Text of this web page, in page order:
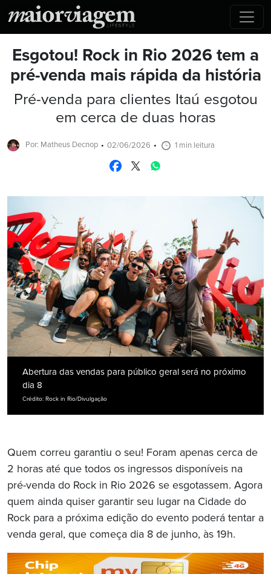
Esgotou! Rock in Rio 2026 tem a
pré-venda mais rápida da história
Pré-venda para clientes Itaú esgotou
em cerca de duas horas
Por: Matheus Decnop 02/06/2026 1 min leitura
Abertura das vendas para público geral será no próximo
dia 8
Crédito: Rock in Rio/Divulgação
Quem correu garantiu o seu! Foram apenas cerca de
2 horas até que todos os ingressos disponíveis na
pré-venda do Rock in Rio 2026 se esgotassem. Agora
quem ainda quiser garantir seu lugar na Cidade do
Rock para a próxima edição do evento poderá tentar a
venda geral, que começa dia 8 de junho, às 19h.